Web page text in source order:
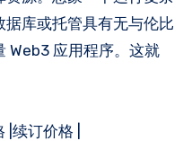
库或托管具有无与伦比
Web3 应用程序。这就
续订价格 |